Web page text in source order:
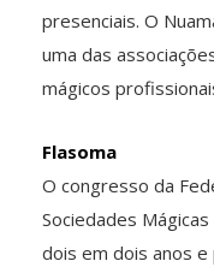
presenciais. O
uma das
mágicos
Flasoma
O congresso da
Sociedades
dois em dois anos